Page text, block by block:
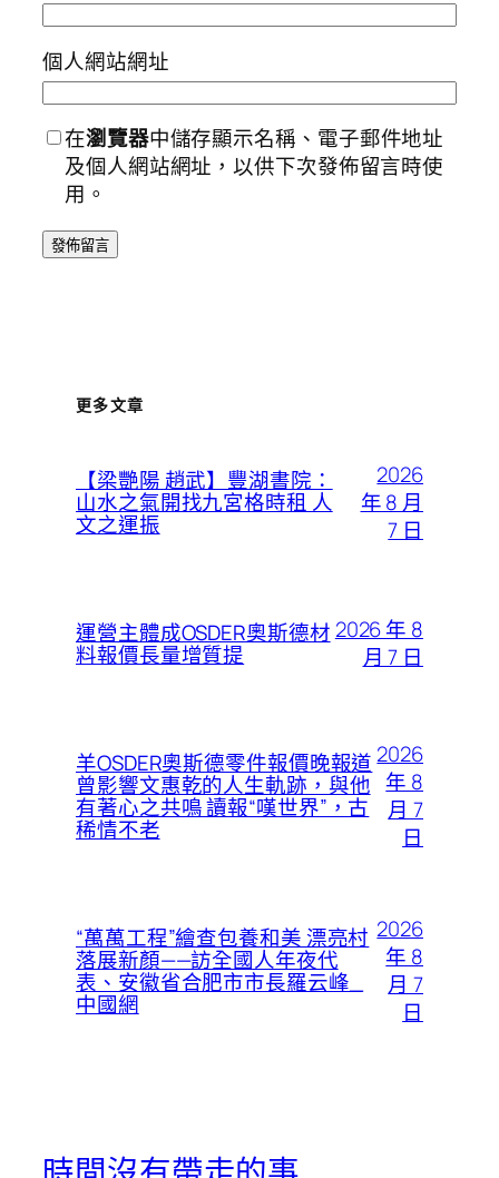
個人網站網址
在瀏覽器中儲存顯示名稱、電子郵件地址
及個人網站網址，以供下次發佈留言時使
用。
更多文章
【梁艷陽 趙武】豐湖書院：
山水之氣開找九宮格時租 人
文之運振
2026
年 8 月
7 日
運營主體成OSDER奧斯德材
料報價長量增質提
2026 年 8
月 7 日
羊OSDER奧斯德零件報價晚報道
曾影響文惠乾的人生軌跡，與他
有著心之共鳴 讀報“嘆世界”，古
稀情不老
2026
年 8
月 7
日
“萬萬工程”繪查包養和美 漂亮村
落展新顏——訪全國人年夜代
表、安徽省合肥市市長羅云峰_
中國網
2026
年 8
月 7
日